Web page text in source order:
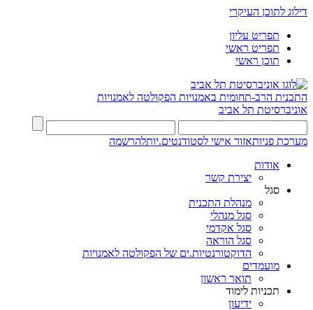
דילוג לתוכן העיקרי
תפריט עליון
תפריט ראשי
תוכן ראשי
התכנית הרב-תחומית באמנויות הפקולטה לאמנויות
אוניברסיטת תל אביב
מערכת פניותאזור אישי לסטודנטים.יותלהרשמה
אודות
יצירת קשר
סגל
מנהלת התכנית
סגל מנהלי
סגל אקדמי
סגל הוראה
הדוקטורנטיות.ים של הפקולטה לאמנויות
מועמדים
תואר ראשון
תכניות לימוד
ידיעון